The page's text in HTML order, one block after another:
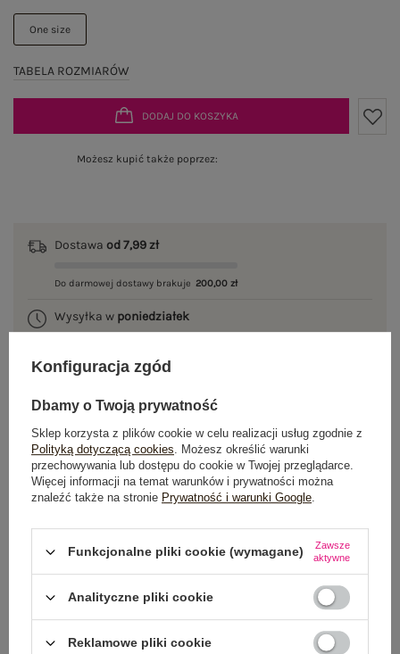
One size
TABELA ROZMIARÓW
DODAJ DO KOSZYKA
Możesz kupić także poprzez:
Dostawa od 7,99 zł
Do darmowej dostawy brakuje 200,00 zł
Wysyłka w poniedziałek
OPIS PRODUKTU
GŁÓWNE PARAMETRY
WYSYŁKA I DOSTAWA
ZWROTY I REKLAMACJE
Konfiguracja zgód
Dbamy o Twoją prywatność
Sklep korzysta z plików cookie w celu realizacji usług zgodnie z
Polityką dotyczącą cookies. Możesz określić warunki
przechowywania lub dostępu do cookie w Twojej przeglądarce.
Więcej informacji na temat warunków i prywatności można
znaleźć także na stronie Prywatność i warunki Google.
Funkcjonalne pliki cookie (wymagane)
Zawsze
aktywne
Analityczne pliki cookie
Reklamowe pliki cookie